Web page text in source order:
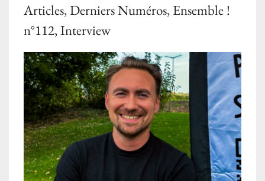
Articles,Derniers Numéros, Ensemble !
n°112,Interview